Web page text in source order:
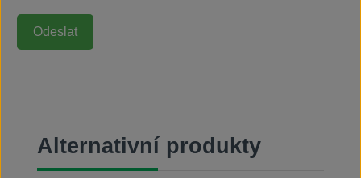
Přeskočit galerii produktů
Alternativní produkty